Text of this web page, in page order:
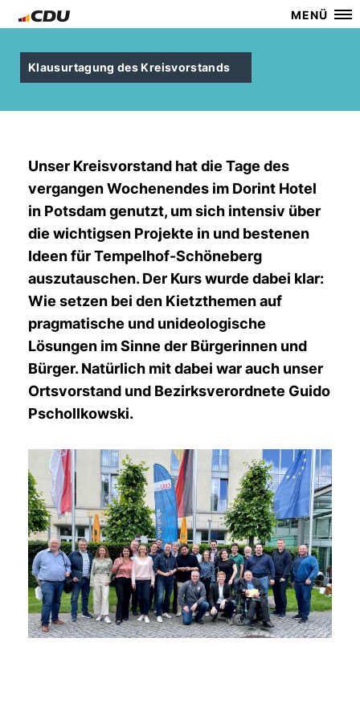
MENÜ
Klausurtagung des Kreisvorstands
Unser Kreisvorstand hat die Tage des
vergangen Wochenendes im Dorint Hotel
in Potsdam genutzt, um sich intensiv über
die wichtigsen Projekte in und bestenen
Ideen für Tempelhof-Schöneberg
auszutauschen. Der Kurs wurde dabei klar:
Wie setzen bei den Kietzthemen auf
pragmatische und unideologische
Lösungen im Sinne der Bürgerinnen und
Bürger. Natürlich mit dabei war auch unser
Ortsvorstand und Bezirksverordnete Guido
Pschollkowski.